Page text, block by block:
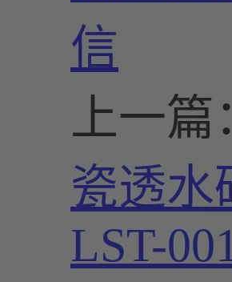
信
上一篇
瓷透水
LST-